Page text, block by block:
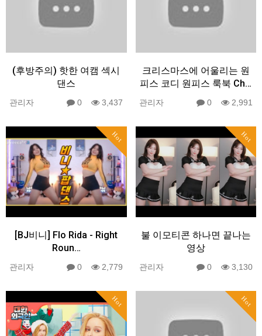
(후방주의) 핫한 여캠 섹시
댄스
관리자 0 3,437
크리스마스에 어울리는 원
피스 코디 원피스 룩북 Ch…
관리자 0 2,991
Hot
[BJ비니] Flo Rida - Right
Roun…
관리자 0 2,779
Hot
불 이모티콘 하나면 끝나는
영상
관리자 0 3,130
Hot Hot